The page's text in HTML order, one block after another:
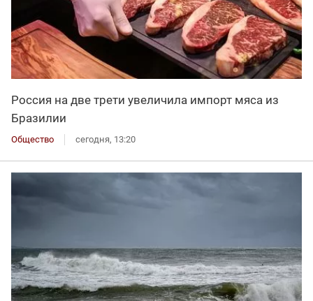
Россия на две трети увеличила импорт мяса из
Бразилии
Общество сегодня, 13:20